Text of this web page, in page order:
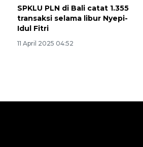
SPKLU PLN di Bali catat 1.355
transaksi selama libur Nyepi-
Idul Fitri
11 April 2025 04:52